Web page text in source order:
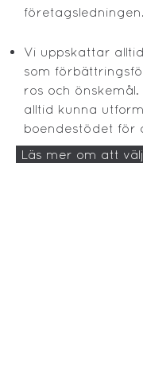
företagsledningen.
Vi uppskattar
som
ros och
alltid kunna
boendestödet för
Läs mer om att